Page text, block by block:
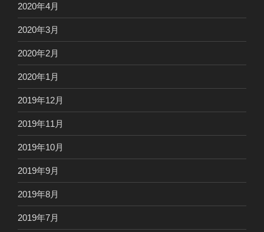
2020年4月
2020年3月
2020年2月
2020年1月
2019年12月
2019年11月
2019年10月
2019年9月
2019年8月
2019年7月